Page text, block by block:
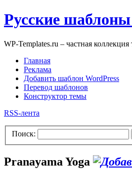
Русские
WP-Templates.ru – частная коллекция
Главная
Реклама
Добавить шаблон WordPress
Перевод шаблонов
Конструктор темы
RSS-лента
Поиск:
Pranayama Yoga